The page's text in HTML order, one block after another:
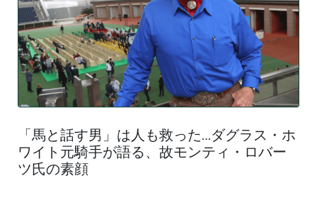
「馬と話す男」は人も救った…ダグラス・ホ
ワイト元騎手が語る、故モンティ・ロバー
ツ氏の素顔